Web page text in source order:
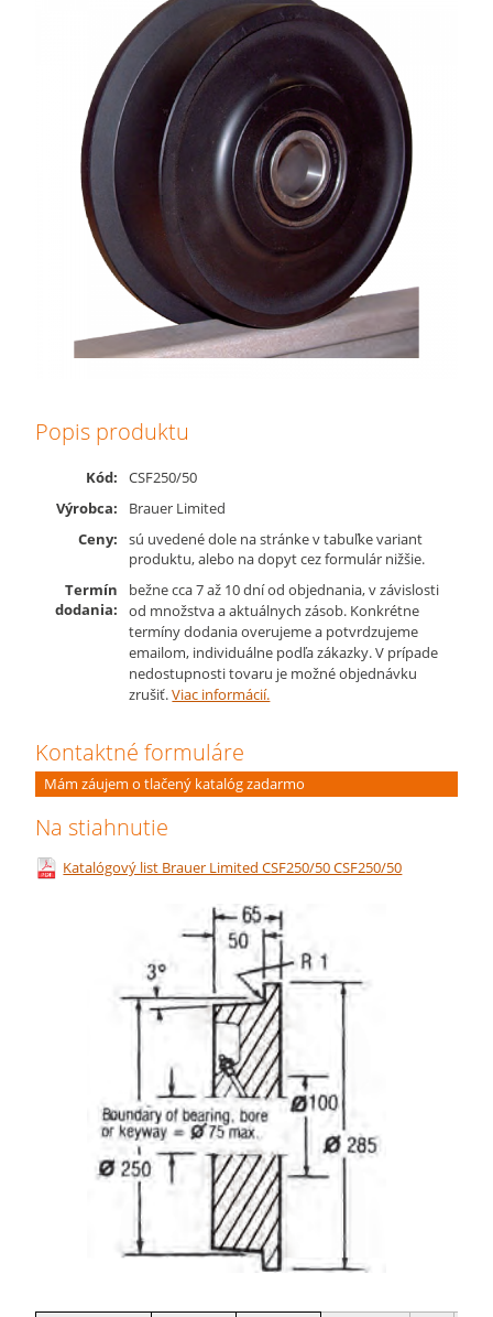
Popis produktu
Kód:
CSF250/50
Výrobca:
Brauer Limited
Ceny:
sú uvedené dole na stránke v tabuľke variant
produktu, alebo na dopyt cez formulár nižšie.
Termín
dodania:
bežne cca 7 až 10 dní od objednania, v závislosti
od množstva a aktuálnych zásob. Konkrétne
termíny dodania overujeme a potvrdzujeme
emailom, individuálne podľa zákazky. V prípade
nedostupnosti tovaru je možné objednávku
zrušiť.Viac informácií.
Kontaktné formuláre
Mám záujem o tlačený katalóg zadarmo
Na stiahnutie
Katalógový list Brauer Limited CSF250/50 CSF250/50